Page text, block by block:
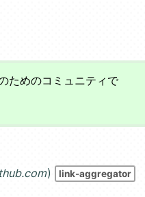
ためのコミュニティで
link-aggregator